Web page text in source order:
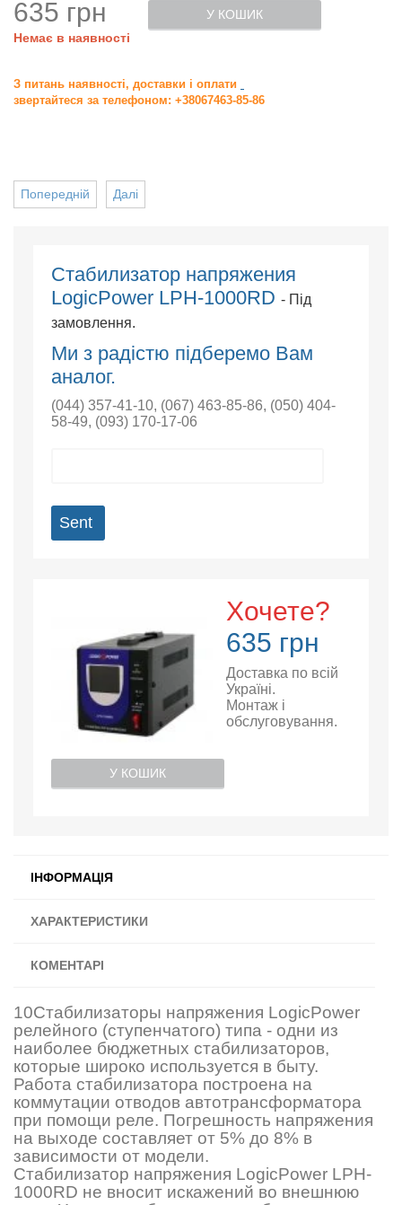
635 грн
Немає в наявності
У КОШИК
З питань наявності, доставки і оплати
звертайтеся за телефоном: +38067463-85-86
Далі
Попередній
Стабилизатор напряжения
LogicPower LPH-1000RD - Під
замовлення.
Ми з радістю підберемо Вам
аналог.
(044) 357-41-10, (067) 463-85-86, (050) 404-
58-49, (093) 170-17-06
Sent
Хочете?
635 грн
Доставка по всій
Україні.
Монтаж і
обслуговування.
У КОШИК
ІНФОРМАЦІЯ
ХАРАКТЕРИСТИКИ
КОМЕНТАРІ
10Стабилизаторы напряжения LogicPower
релейного (ступенчатого) типа - одни из
наиболее бюджетных стабилизаторов,
которые широко используется в быту.
Работа стабилизатора построена на
коммутации отводов автотрансформатора
при помощи реле. Погрешность напряжения
на выходе составляет от 5% до 8% в
зависимости от модели.
Стабилизатор напряжения LogicPower LPH-
1000RD не вносит искажений во внешнюю